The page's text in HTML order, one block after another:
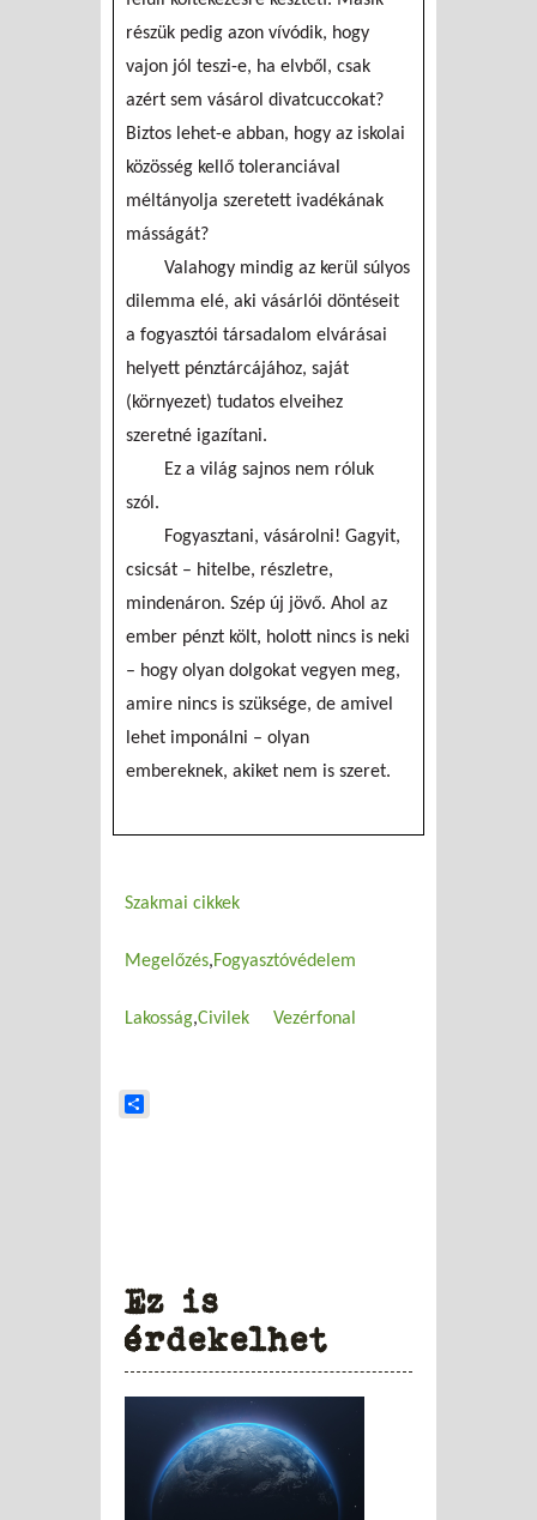
részük pedig azon vívódik, hogy
vajon jól teszi-e, ha elvből, csak
azért sem vásárol divatcuccokat?
Biztos lehet-e abban, hogy az iskolai
közösség kellő toleranciával
méltányolja szeretett ivadékának
másságát?
Valahogy mindig az kerül súlyos
dilemma elé, aki vásárlói döntéseit
a fogyasztói társadalom elvárásai
helyett pénztárcájához, saját
(környezet) tudatos elveihez
szeretné igazítani.
Ez a világ sajnos nem róluk
szól.
Fogyasztani, vásárolni! Gagyit,
csicsát – hitelbe, részletre,
mindenáron. Szép új jövő. Ahol az
ember pénzt költ, holott nincs is neki
– hogy olyan dolgokat vegyen meg,
amire nincs is szüksége, de amivel
lehet imponálni – olyan
embereknek, akiket nem is szeret.
Szakmai cikkek
Megelőzés Fogyasztóvédelem
Lakosság Civilek Vezérfonal
Ez is
érdekelhet